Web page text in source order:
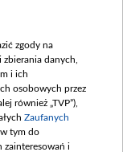
zgody na
danych,
i ich
osobowych przez
również „TVP”),
Zaufanych
tym do
zainteresowań i